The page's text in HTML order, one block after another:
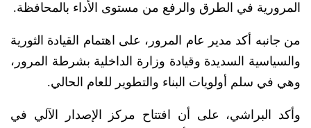
المرورية في الطرق والرفع من مستوى الأداء بالمحافظة.
من جانبه أكد مدير عام المرور، على اهتمام القيادة الثورية
والسياسية السديدة وقيادة وزارة الداخلية بشرطة المرور،
وهي في سلم أولويات البناء والتطوير للعام الحالي.
وأكد البراشي، على أن افتتاح مركز الإصدار الآلي في